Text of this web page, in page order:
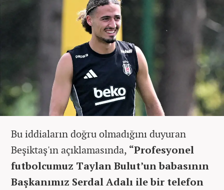
Bu iddiaların doğru olmadığını duyuran
Beşiktaş'ın açıklamasında, “Profesyonel
futbolcumuz Taylan Bulut’un babasının
Başkanımız Serdal Adalı ile bir telefon